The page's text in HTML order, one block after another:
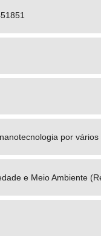
por vários
e Meio Ambiente